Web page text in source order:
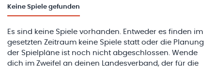
Keine Spiele gefunden
Es sind keine Spiele vorhanden. Entweder es finden im
gesetzten Zeitraum keine Spiele statt oder die Planung
der Spielpläne ist noch nicht abgeschlossen. Wende
dich im Zweifel an deinen Landesverband, der für die